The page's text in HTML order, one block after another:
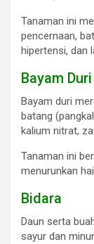
Tanaman ini
pencernaan,
hipertensi, dan
Bayam Duri
Bayam duri
batang
kalium nitrat,
Tanaman ini
menurunkan
Bidara
Daun serta
sayur dan